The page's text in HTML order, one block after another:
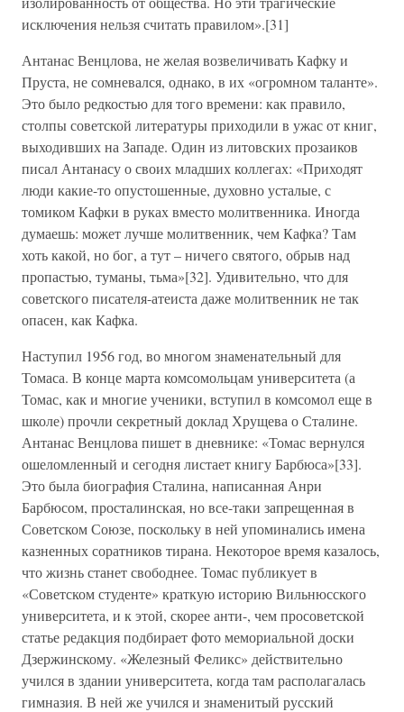
исключения нельзя считать правилом».[31]
Антанас Венцлова, не желая возвеличивать Кафку и
Пруста, не сомневался, однако, в их «огромном таланте».
Это было редкостью для того времени: как правило,
столпы советской литературы приходили в ужас от книг,
выходивших на Западе. Один из литовских прозаиков
писал Антанасу о своих младших коллегах: «Приходят
люди какие-то опустошенные, духовно усталые, с
томиком Кафки в руках вместо молитвенника. Иногда
думаешь: может лучше молитвенник, чем Кафка? Там
хоть какой, но бог, а тут – ничего святого, обрыв над
пропастью, туманы, тьма»[32]. Удивительно, что для
советского писателя-атеиста даже молитвенник не так
опасен, как Кафка.
Наступил 1956 год, во многом знаменательный для
Томаса. В конце марта комсомольцам университета (а
Томас, как и многие ученики, вступил в комсомол еще в
школе) прочли секретный доклад Хрущева о Сталине.
Антанас Венцлова пишет в дневнике: «Томас вернулся
ошеломленный и сегодня листает книгу Барбюса»[33].
Это была биография Сталина, написанная Анри
Барбюсом, просталинская, но все-таки запрещенная в
Советском Союзе, поскольку в ней упоминались имена
казненных соратников тирана. Некоторое время казалось,
что жизнь станет свободнее. Томас публикует в
«Советском студенте» краткую историю Вильнюсского
университета, и к этой, скорее анти-, чем просоветской
статье редакция подбирает фото мемориальной доски
Дзержинскому. «Железный Феликс» действительно
учился в здании университета, когда там располагалась
гимназия. В ней же учился и знаменитый русский